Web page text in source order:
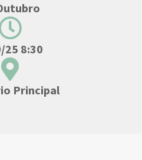
25 8:30
Principal